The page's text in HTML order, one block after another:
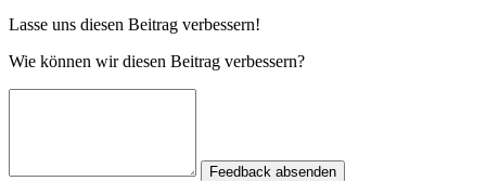
Lasse uns diesen Beitrag verbessern!
Wie können wir diesen Beitrag verbessern?
Feedback absenden